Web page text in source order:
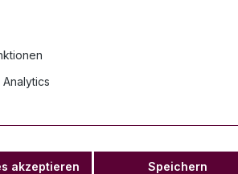
gold. rosa. blau 13 g"
akzeptieren Speichern